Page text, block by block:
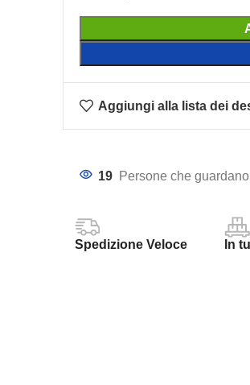
Aggiungi alla lista dei
19 Persone che
Spedizione Veloce In